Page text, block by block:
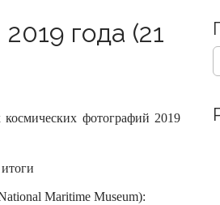
года (21
фотографий 2019
Maritime Museum):
S
e
c